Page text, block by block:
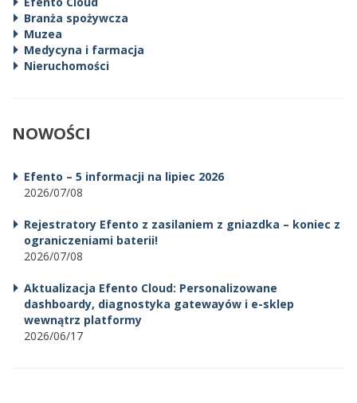
Branża spożywcza
Muzea
Medycyna i farmacja
Nieruchomości
NOWOŚCI
Efento – 5 informacji na lipiec 2026
2026/07/08
Rejestratory Efento z zasilaniem z gniazdka – koniec z
ograniczeniami baterii!
2026/07/08
Aktualizacja Efento Cloud: Personalizowane
dashboardy, diagnostyka gatewayów i e-sklep
wewnątrz platformy
2026/06/17